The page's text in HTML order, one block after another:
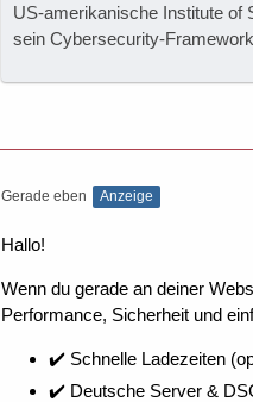
US-amerikanische Institute of
sein Cybersecurity-
Gerade eben Anzeige
Hallo!
Wenn du gerade an deiner
Performance, Sicherheit und
✔️ Schnelle Ladezeiten
✔️ Deutsche Server &